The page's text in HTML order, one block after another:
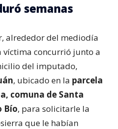
semanas
alrededor del mediodía
víctima concurrió junto a
del imputado,
, ubicado en la parcela
comuna de Santa
Bío, para solicitarle la
que le habían